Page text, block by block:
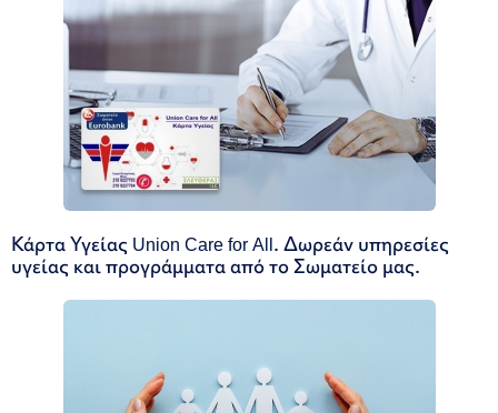
Κάρτα Υγείας Union Care for All. Δωρεάν υπηρεσίες
υγείας και προγράμματα από το Σωματείο μας.